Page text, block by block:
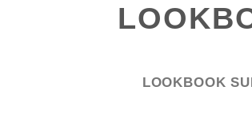
LOOKBOOK